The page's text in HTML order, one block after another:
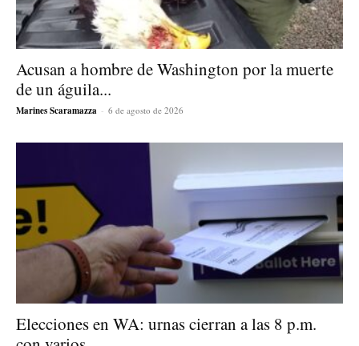
Acusan a hombre de Washington por la muerte
de un águila...
Marines Scaramazza - 6 de agosto de 2026
Elecciones en WA: urnas cierran a las 8 p.m.